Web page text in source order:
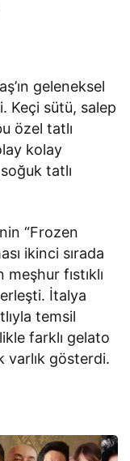
geleneksel
Keçi sütü, salep
özel tatlı
kolay
tatlı
“Frozen
ikinci sırada
fıstıklı
İtalya
temsil
farklı gelato
varlık gösterdi.